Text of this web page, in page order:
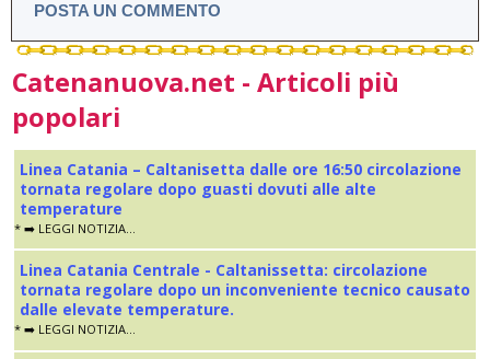
POSTA UN COMMENTO
Catenanuova.net - Articoli più
popolari
Linea Catania – Caltanisetta dalle ore 16:50 circolazione
tornata regolare dopo guasti dovuti alle alte
temperature
* ➡️ LEGGI NOTIZIA...
Linea Catania Centrale - Caltanissetta: circolazione
tornata regolare dopo un inconveniente tecnico causato
dalle elevate temperature.
* ➡️ LEGGI NOTIZIA...